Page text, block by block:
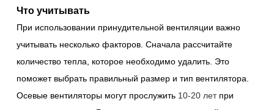
Что учитывать
При использовании принудительной вентиляции важно
учитывать несколько факторов. Сначала рассчитайте
количество тепла, которое необходимо удалить. Это
поможет выбрать правильный размер и тип вентилятора.
Осевые вентиляторы могут прослужить 10-20 летпри